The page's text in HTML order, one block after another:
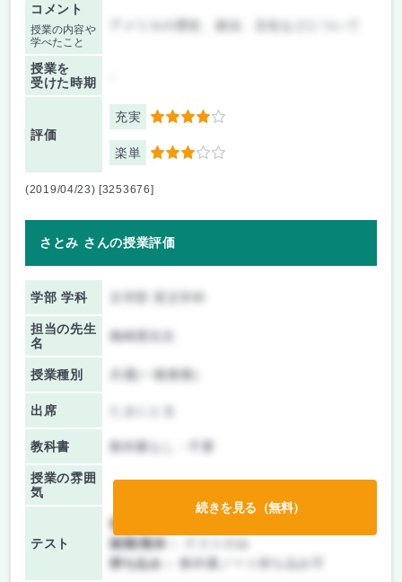
コメント
授業の内容や
学べたこと
授業を
受けた時期
評価
充実 4
楽単 3
(2019/04/23) [3253676]
さとみ さんの授業評価
学部 学科
担当の先生
名
梅崎透先生
授業種別 共通(一般教養)
出席
教科書 教科書なし・不要
授業の雰囲
気
テスト
前期/中間：
後期/期末：
持ち込み：
教科書ノート持ち込み可
続きを見る（無料）